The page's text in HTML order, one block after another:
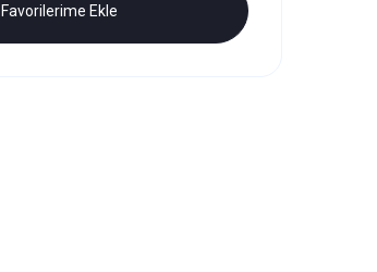
Favorilerime Ekle